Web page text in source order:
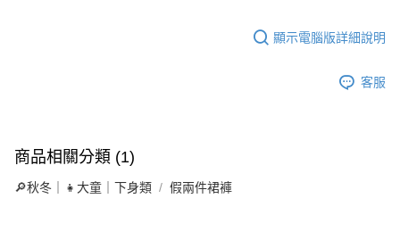
顯示電腦版詳細說明
客服
商品相關分類 (1)
🔎秋冬｜👧大童｜下身類 假兩件裙褲